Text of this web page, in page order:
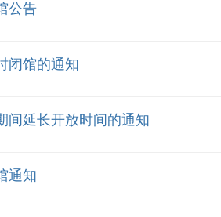
公告
闭馆的通知
间延长开放时间的通知
通知